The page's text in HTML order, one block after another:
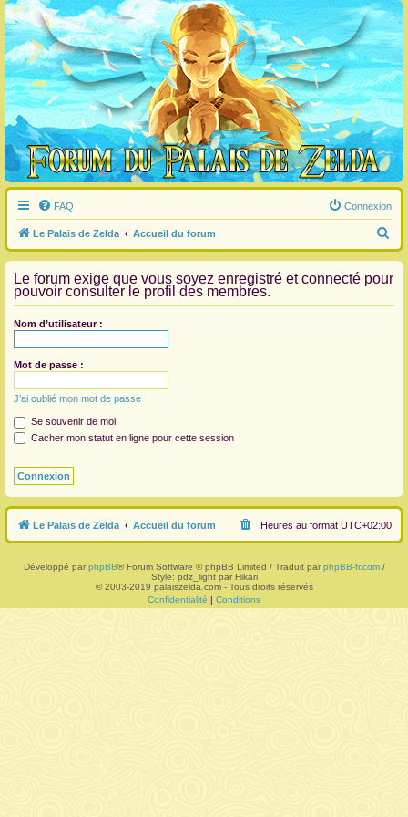
FAQ Connexion
Le Palais de Zelda Accueil du forum
e
c
Le forum exige que vous soyez enregistré et connecté pour
pouvoir consulter le profil des membres.
Nom d’utilisateur :
Mot de passe :
J’ai oublié mon mot de passe
Se souvenir de moi
Cacher mon statut en ligne pour cette session
Le Palais de Zelda Accueil du forum Heures au format UTC+02:00
Développé par phpBB® Forum Software © phpBB Limited / Traduit par phpBB-fr.com/
Style: pdz_light par Hikari
© 2003-2019 palaiszelda.com - Tous droits réservés
Confidentialité | Conditions